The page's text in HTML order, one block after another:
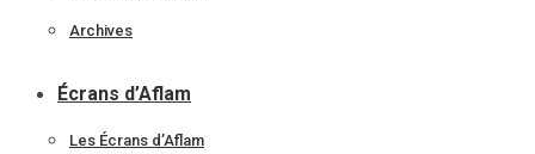
Archives
Écrans d’Aflam
Les Écrans d’Aflam